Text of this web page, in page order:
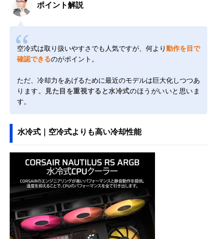
ポイント解説
空冷式は取り扱いやすさでも人気ですが、何より動作を目で
確認できるのがポイント。
ただ、冷却力をあげるために最近のモデルは巨大化しつつあ
ります。
見た目を重視すると水冷式のほうがいいと思いま
す。
水冷式｜空冷式よりも高い冷却性能